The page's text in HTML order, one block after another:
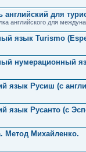
английский для
английского для
язык Turismo
нумерационный
язык Русиш (с
язык Русанто (с
Метод Михайленко.